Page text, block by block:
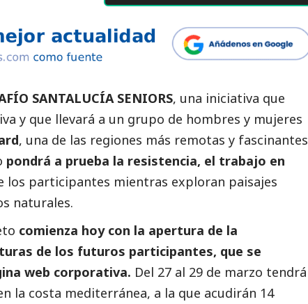
SANTALUCÍA SENIORS, una iniciativa que
y que llevará a un grupo de hombres y mujeres
, una de las regiones más remotas y fascinantes
pondrá a prueba la resistencia, el trabajo en
los participantes mientras exploran paisajes
naturales.
comienza hoy con la apertura de la
de los futuros participantes, que se
web corporativa. Del 27 al 29 de marzo tendrá
la costa mediterránea, a la que acudirán 14